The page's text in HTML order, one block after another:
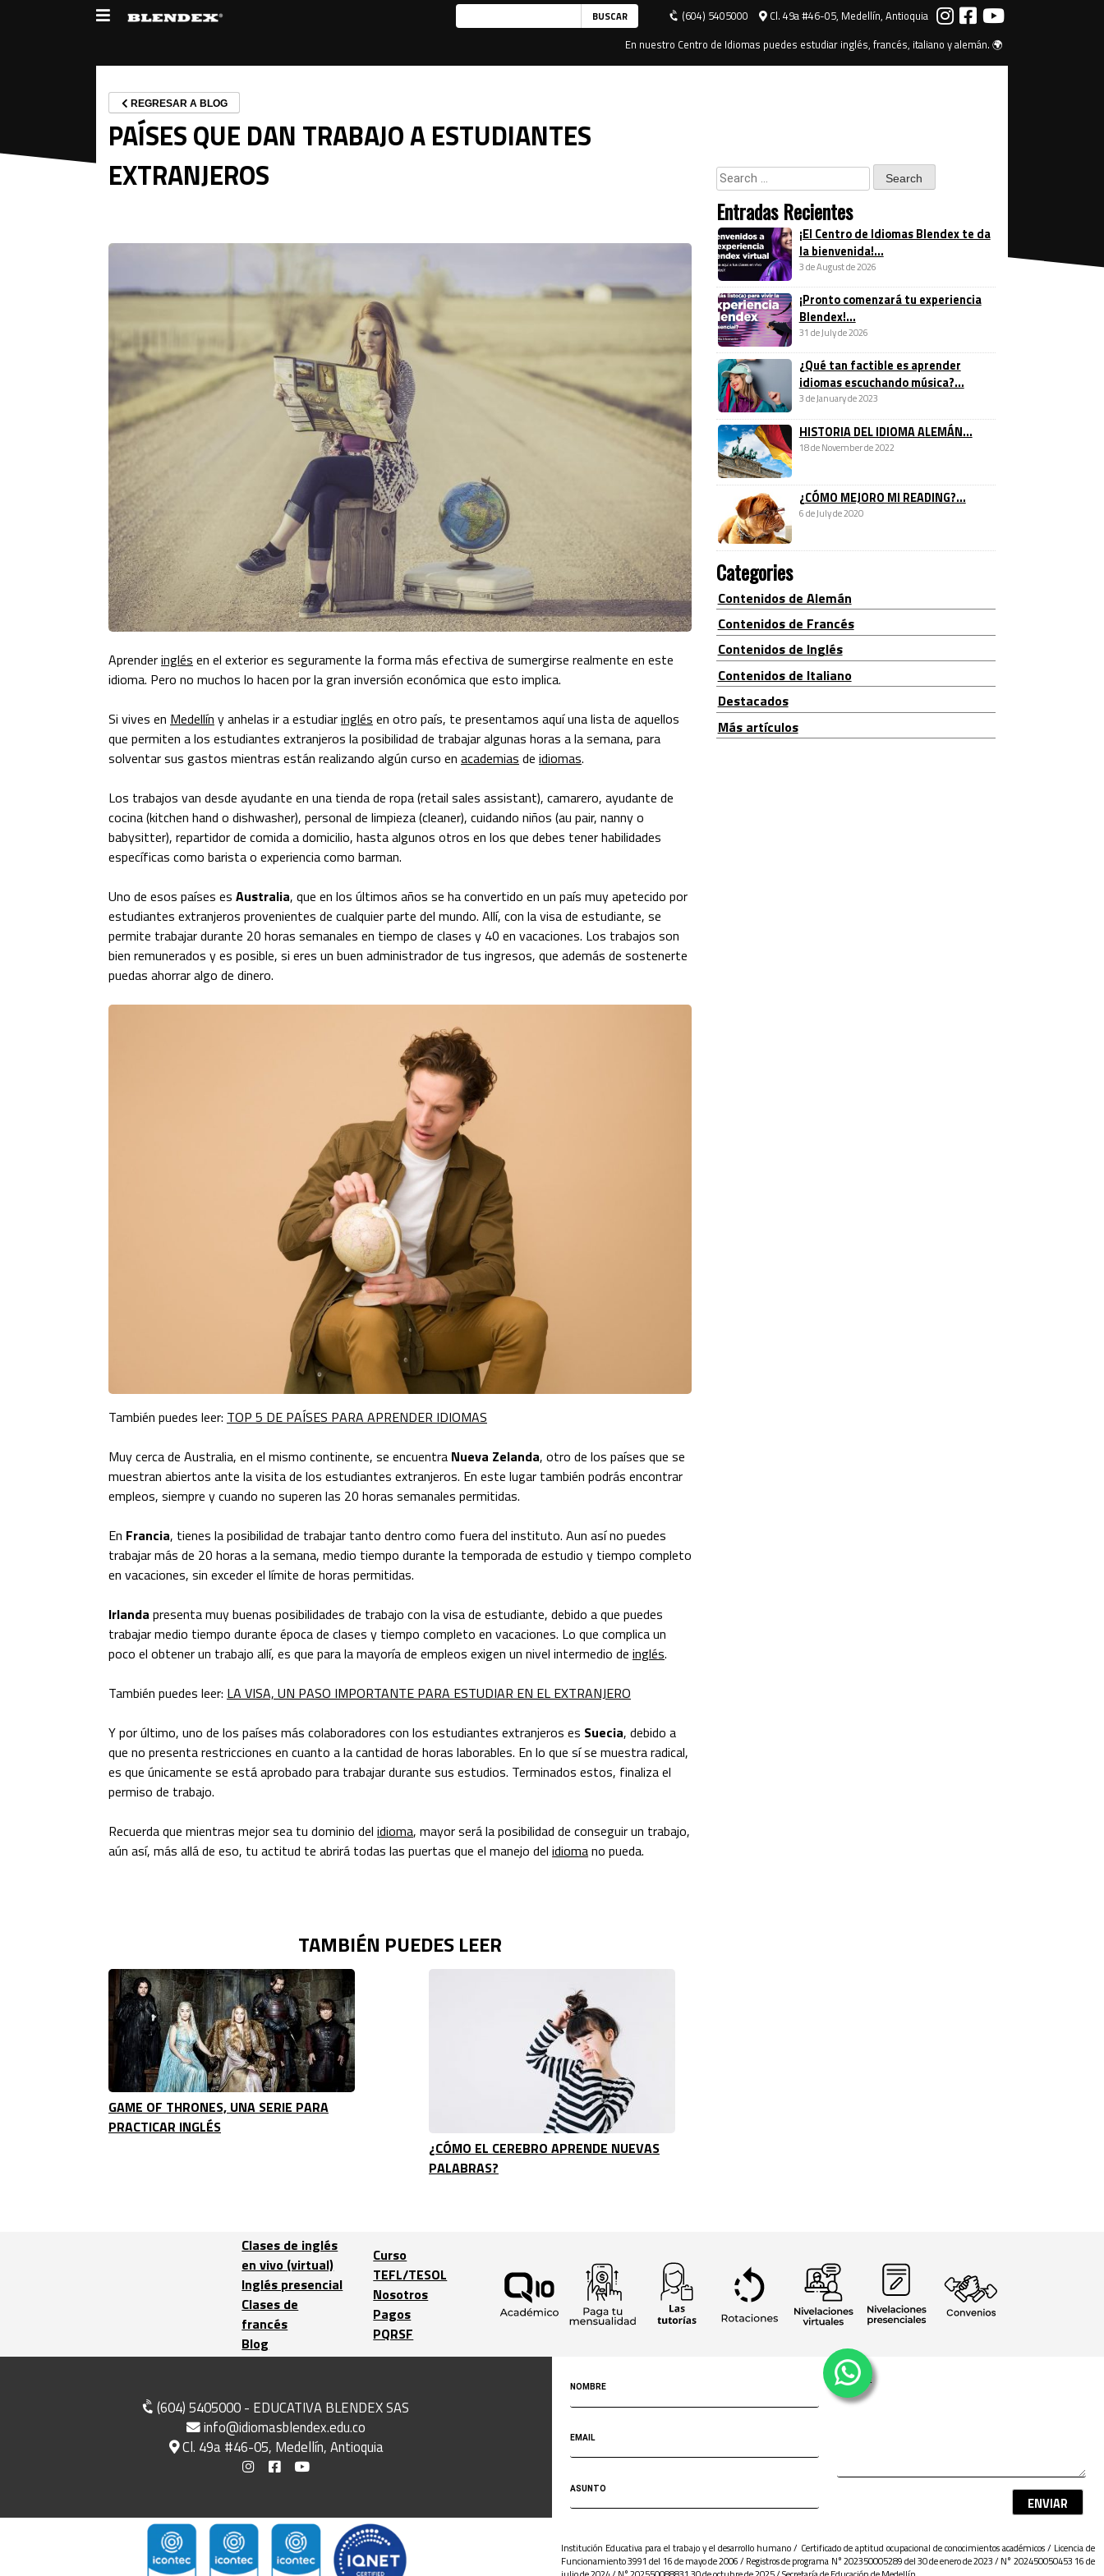
(604) 5405000
Cl. 49a #46-05, Medellín, Antioquia
En nuestro Centro de Idiomas puedes estudiar inglés, francés, italiano y alemán. 🌍
REGRESAR A BLOG
PAÍSES QUE DAN TRABAJO A ESTUDIANTES
EXTRANJEROS
Aprenderinglés en el exterior es seguramente la forma más efectiva de sumergirse realmente en este
idioma. Pero no muchos lo hacen por la gran inversión económica que esto implica.
Si vives en Medellín y anhelas ir a estudiaringlés en otro país, te presentamos aquí una lista de aquellos
que permiten a los estudiantes extranjeros la posibilidad de trabajar algunas horas a la semana, para
solventar sus gastos mientras están realizando algún curso en academias de idiomas.
Los trabajos van desde ayudante en una tienda de ropa (retail sales assistant), camarero, ayudante de
cocina (kitchen hand o dishwasher), personal de limpieza (cleaner), cuidando niños (au pair, nanny o
babysitter), repartidor de comida a domicilio, hasta algunos otros en los que debes tener habilidades
específicas como barista o experiencia como barman.
Uno de esos países es Australia, que en los últimos años se ha convertido en un país muy apetecido por
estudiantes extranjeros provenientes de cualquier parte del mundo. Allí, con la visa de estudiante, se
permite trabajar durante 20 horas semanales en tiempo de clases y 40 en vacaciones. Los trabajos son
bien remunerados y es posible, si eres un buen administrador de tus ingresos, que además de sostenerte
puedas ahorrar algo de dinero.
También puedes leer: TOP 5 DE PAÍSES PARA APRENDER IDIOMAS
Muy cerca de Australia, en el mismo continente, se encuentra Nueva Zelanda, otro de los países que se
muestran abiertos ante la visita de los estudiantes extranjeros. En este lugar también podrás encontrar
empleos, siempre y cuando no superen las 20 horas semanales permitidas.
En Francia, tienes la posibilidad de trabajar tanto dentro como fuera del instituto. Aun así no puedes
trabajar más de 20 horas a la semana, medio tiempo durante la temporada de estudio y tiempo completo
en vacaciones, sin exceder el límite de horas permitidas.
Irlanda presenta muy buenas posibilidades de trabajo con la visa de estudiante, debido a que puedes
trabajar medio tiempo durante época de clases y tiempo completo en vacaciones. Lo que complica un
poco el obtener un trabajo allí, es que para la mayoría de empleos exigen un nivel intermedio de inglés.
También puedes leer: LA VISA, UN PASO IMPORTANTE PARA ESTUDIAR EN EL EXTRANJERO
Y por último, uno de los países más colaboradores con los estudiantes extranjeros es Suecia, debido a
que no presenta restricciones en cuanto a la cantidad de horas laborables. En lo que sí se muestra radical,
es que únicamente se está aprobado para trabajar durante sus estudios. Terminados estos, finaliza el
permiso de trabajo.
Recuerda que mientras mejor sea tu dominio del idioma, mayor será la posibilidad de conseguir un trabajo,
aún así, más allá de eso, tu actitud te abrirá todas las puertas que el manejo del idiomano pueda.
Entradas Recientes
¡El Centro de Idiomas Blendex te da
la bienvenida!...
3 de August de 2026
¡Pronto comenzará tu experiencia
Blendex!...
31 de July de 2026
¿Qué tan factible es aprender
idiomas escuchando música?...
3 de January de 2023
HISTORIA DEL IDIOMA ALEMÁN...
18 de November de 2022
¿CÓMO MEJORO MI READING?...
6 de July de 2020
Categories
Contenidos de Alemán
Contenidos de Francés
Contenidos de Inglés
Contenidos de Italiano
Destacados
Más artículos
TAMBIÉN PUEDES LEER
GAME OF THRONES, UNA SERIE PARA
PRACTICAR INGLÉS
¿CÓMO EL CEREBRO APRENDE NUEVAS
PALABRAS?
Clases de inglés
en vivo (virtual)
Inglés presencial
Clases de
francés
Blog
Curso
TEFL/TESOL
Nosotros
Pagos
PQRSF
Trabaja con
nosotros
Home
(604) 5405000 - EDUCATIVA BLENDEX SAS
info@idiomasblendex.edu.co
Cl. 49a #46-05, Medellín, Antioquia
ENVIAR
Institución Educativa para el trabajo y el desarrollo humano / Certificado de aptitud ocupacional de conocimientos académicos / Licencia de
Funcionamiento 3991 del 16 de mayo de 2006 / Registros de programa N° 202350005289 del 30 de enero de 2023 / N° 202450050453 16 de